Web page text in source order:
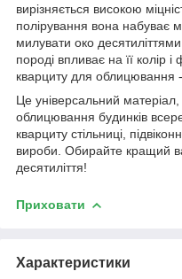
вирізняється високою
полірування вона набуває
милувати око
породі впливає на її колір
кварциту для облицювання
Це універсальний
облицювання будинків
кварциту стільниці,
вироби. Обирайте кращий
десятиліття!
Приховати
Характеристики